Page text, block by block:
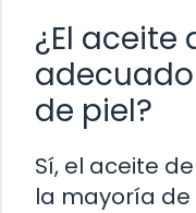
¿El aceite
de piel?
Sí, el aceite
la mayoría de